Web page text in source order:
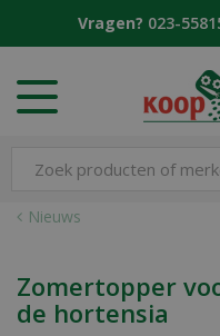
Nieuws
Vragen? 023-
Zomertopper
de hortensia